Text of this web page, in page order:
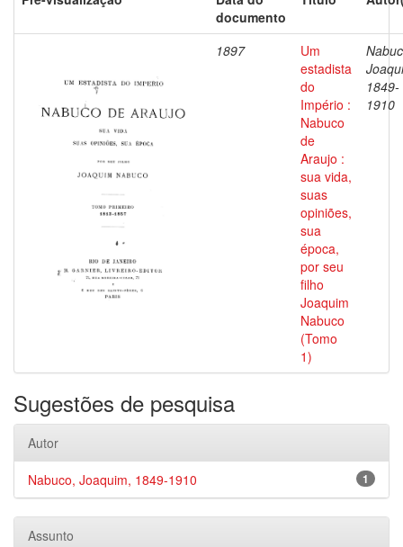
documento
1897
Um
estadista
do
Império :
Nabuco
de
Araujo :
sua vida,
suas
opiniões,
sua
época,
por seu
filho
Joaquim
Nabuco
(Tomo
1)
1849-
1910
Sugestões de pesquisa
Autor
1
Nabuco, Joaquim, 1849-1910
Assunto